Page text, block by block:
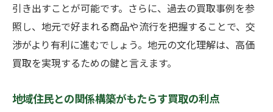
商品状態が買取に与える影響
最適な商品保管とその効果
地域の好みに合わせた商品準備
高価買取を実現するための地域特有の戦略とは
引き出すことが可能です。さらに、過去の買取事例を参
照し、地元で好まれる商品や流行を把握することで、交
渉がより有利に進むでしょう。地元の文化理解は、高価
買取を実現するための鍵と言えます。
地域住民との関係構築がもたらす買取の利点